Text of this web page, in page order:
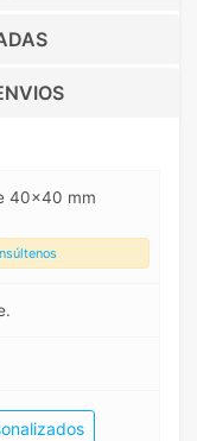
40x40 mm